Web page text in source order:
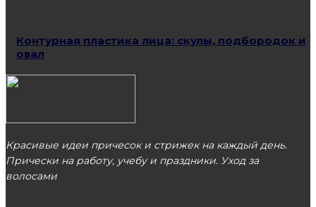
Контурная пластика лица: скулы, подбородок и
овал
Красивые идеи причесок и стрижек на каждый день.
Прически на работу, учебу и праздники. Уход за
волосами